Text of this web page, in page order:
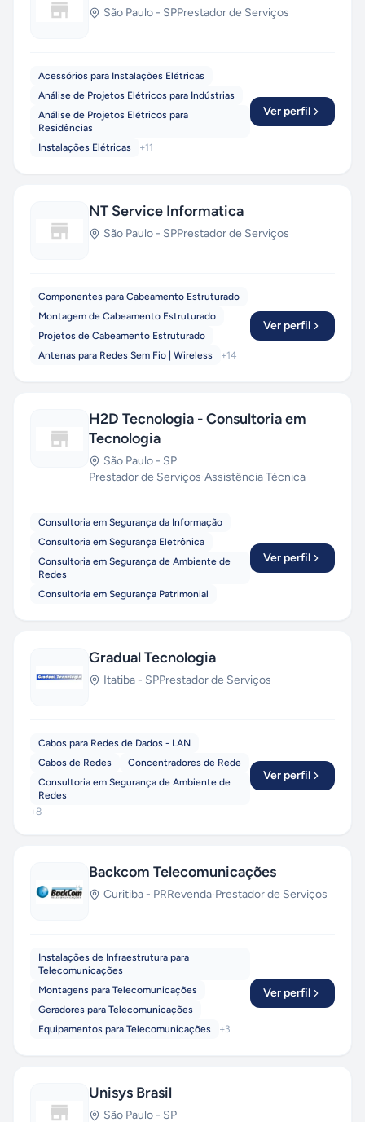
São Paulo - SPPrestador de Serviços
Acessórios para Instalações Elétricas
Análise de Projetos Elétricos para Indústrias
Análise de Projetos Elétricos para
Residências
Instalações Elétricas
+11
Ver perfil
NT Service Informatica
São Paulo - SPPrestador de Serviços
Componentes para Cabeamento Estruturado
Montagem de Cabeamento Estruturado
Projetos de Cabeamento Estruturado
Antenas para Redes Sem Fio | Wireless
+14
Ver perfil
H2D Tecnologia - Consultoria em
Tecnologia
São Paulo - SP
Prestador de Serviços·Assistência Técnica
Consultoria em Segurança da Informação
Consultoria em Segurança Eletrônica
Consultoria em Segurança de Ambiente de
Redes
Consultoria em Segurança Patrimonial
Ver perfil
Gradual Tecnologia
Itatiba - SPPrestador de Serviços
Cabos para Redes de Dados - LAN
Cabos de Redes
Concentradores de Rede
Consultoria em Segurança de Ambiente de
Redes
+8
Ver perfil
Backcom Telecomunicações
Curitiba - PRRevenda·Prestador de Serviços
Instalações de Infraestrutura para
Telecomunicações
Montagens para Telecomunicações
Geradores para Telecomunicações
Equipamentos para Telecomunicações
+3
Ver perfil
Unisys Brasil
São Paulo - SP